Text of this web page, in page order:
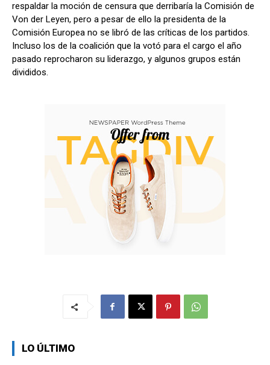
respaldar la moción de censura que derribaría la Comisión de
Von der Leyen, pero a pesar de ello la presidenta de la
Comisión Europea no se libró de las críticas de los partidos.
Incluso los de la coalición que la votó para el cargo el año
pasado reprocharon su liderazgo, y algunos grupos están
divididos.
LO ÚLTIMO